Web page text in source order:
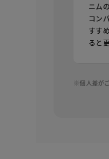
ニム
コン
すす
ると
※個人差が